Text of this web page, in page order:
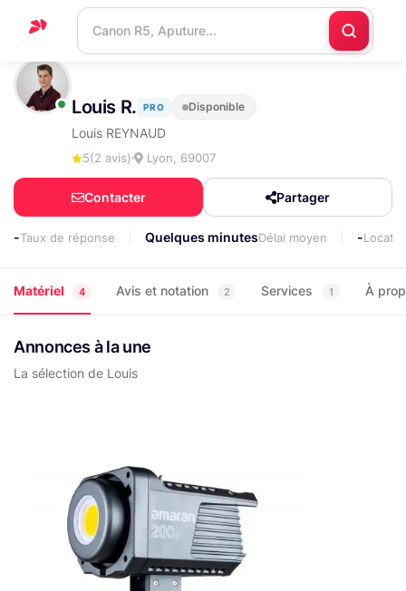
Accueil
Support
Nous
contacter
Louis R. PRO Disponible
Louis REYNAUD
5(2 avis) Lyon, 69007
Contacter Partager
-Taux de réponse Quelques minutesDélai moyen -
Matériel 4 Avis et notation 2 Services 1 À
Annonces à la une
La sélection de Louis